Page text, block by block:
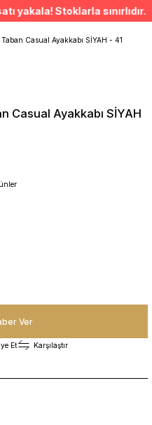
İMKANI
ÜRÜNLER
Casual Ayakkabı SİYAH - 41
Casual Ayakkabı SİYAH
Ver
Et Karşılaştır
Stoklarla